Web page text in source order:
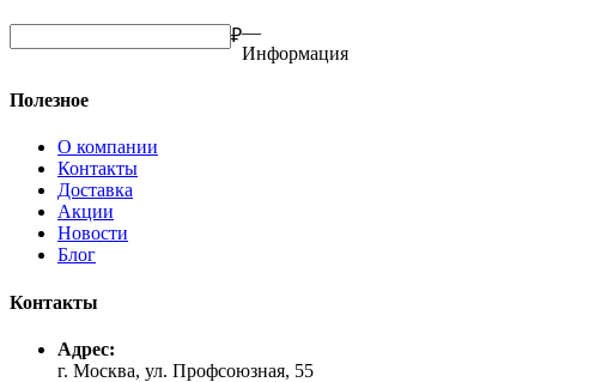
₽—
Информация
Полезное
О компании
Контакты
Доставка
Акции
Новости
Блог
Контакты
Адрес:
г. Москва, ул. Профсоюзная, 55